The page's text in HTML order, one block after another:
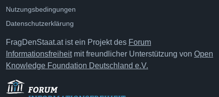
Nutzungsbedingungen
Datenschutzerklärung
FragDenStaat.at ist ein Projekt des Forum
Informationsfreiheitmit freundlicher Unterstützung von Open
Knowledge Foundation Deutschland e.V.